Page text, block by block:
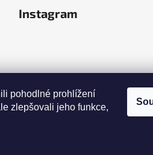
pohodlné prohlížení
zlepšovali jeho funkce,
Instagram